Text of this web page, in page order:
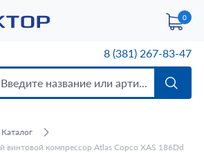
0
8 (381) 267-83-47
Каталог
винтовой компрессор Atlas Copco XAS 186Dd